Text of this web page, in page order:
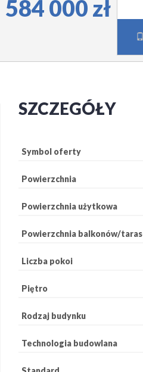
584 000 zł
SZCZEGÓŁY
Symbol oferty
Powierzchnia
Powierzchnia użytkowa
Powierzchnia balkonów/
Liczba pokoi
Piętro
Rodzaj budynku
Technologia budowlana